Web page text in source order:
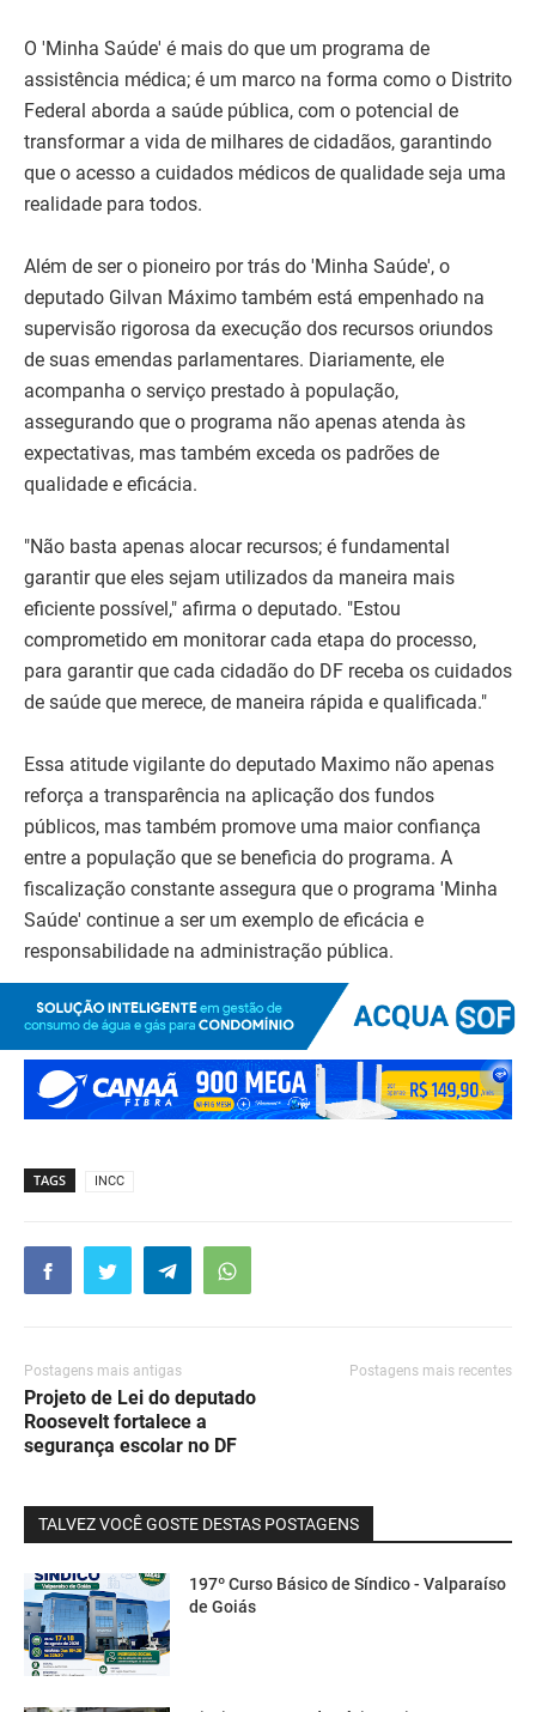
O 'Minha Saúde' é mais do que um programa de
assistência médica; é um marco na forma como o Distrito
Federal aborda a saúde pública, com o potencial de
transformar a vida de milhares de cidadãos, garantindo
que o acesso a cuidados médicos de qualidade seja uma
realidade para todos.
Além de ser o pioneiro por trás do 'Minha Saúde', o
deputado Gilvan Máximo também está empenhado na
supervisão rigorosa da execução dos recursos oriundos
de suas emendas parlamentares. Diariamente, ele
acompanha o serviço prestado à população,
assegurando que o programa não apenas atenda às
expectativas, mas também exceda os padrões de
qualidade e eficácia.
"Não basta apenas alocar recursos; é fundamental
garantir que eles sejam utilizados da maneira mais
eficiente possível," afirma o deputado. "Estou
comprometido em monitorar cada etapa do processo,
para garantir que cada cidadão do DF receba os cuidados
de saúde que merece, de maneira rápida e qualificada."
Essa atitude vigilante do deputado Maximo não apenas
reforça a transparência na aplicação dos fundos
públicos, mas também promove uma maior confiança
entre a população que se beneficia do programa. A
fiscalização constante assegura que o programa 'Minha
Saúde' continue a ser um exemplo de eficácia e
responsabilidade na administração pública.
TAGS INCC
Postagens mais antigas
Projeto de Lei do deputado
Roosevelt fortalece a
segurança escolar no DF
Postagens mais recentes
TALVEZ VOCÊ GOSTE DESTAS POSTAGENS
197º Curso Básico de Síndico - Valparaíso
de Goiás